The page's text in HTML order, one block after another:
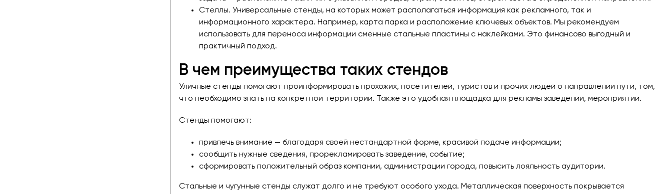
Стеллы. Универсальные стенды, на которых может располагаться информация как рекламного, так и
информационного характера. Например, карта парка и расположение ключевых объектов. Мы рекомендуем
использовать для переноса информации сменные стальные пластины с наклейками. Это финансово выгодный и
практичный подход.
В чем преимущества таких стендов
Уличные стенды помогают проинформировать прохожих, посетителей, туристов и прочих людей о направлении пути, том,
что необходимо знать на конкретной территории. Также это удобная площадка для рекламы заведений, мероприятий.
Стенды помогают:
привлечь внимание — благодаря своей нестандартной форме, красивой подаче информации;
сообщить нужные сведения, прорекламировать заведение, событие;
сформировать положительный образ компании, администрации города, повысить лояльность аудитории.
Стальные и чугунные стенды служат долго и не требуют особого ухода. Металлическая поверхность покрывается